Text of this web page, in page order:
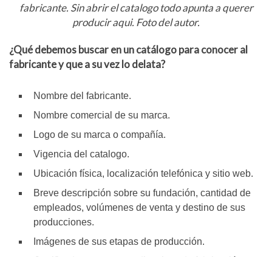
fabricante. Sin abrir el catalogo todo apunta a querer
producir aqui. Foto del autor.
¿Qué debemos buscar en un catálogo para conocer al
fabricante y que a su vez lo delata?
Nombre del fabricante.
Nombre comercial de su marca.
Logo de su marca o compañía.
Vigencia del catalogo.
Ubicación física, localización telefónica y sitio web.
Breve descripción sobre su fundación, cantidad de
empleados, volúmenes de venta y destino de sus
producciones.
Imágenes de sus etapas de producción.